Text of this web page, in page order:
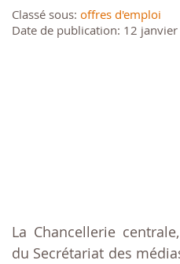
Classé sous: offres d'emploi
Date de publication: 12
La Chancellerie
du Secrétariat des